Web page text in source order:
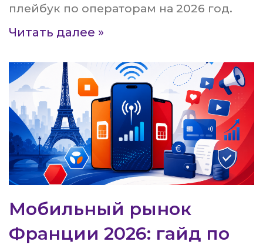
плейбук по операторам на 2026 год.
Читать далее »
Мобильный рынок
Франции 2026: гайд по